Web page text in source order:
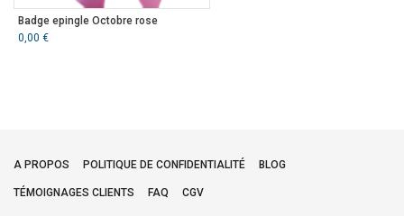
Badge epingle Octobre rose
0,00 €
A PROPOS POLITIQUE DE CONFIDENTIALITÉ BLOG
TÉMOIGNAGES CLIENTS FAQ CGV